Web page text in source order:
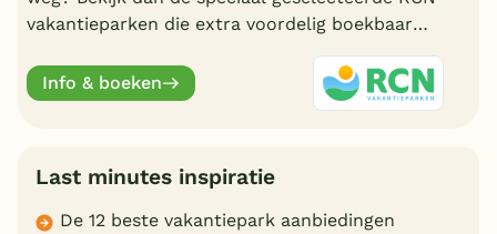
vakantieparken die extra voordelig boekbaar
Info & boeken
Last minutes inspiratie
De 12 beste vakantiepark aanbiedingen